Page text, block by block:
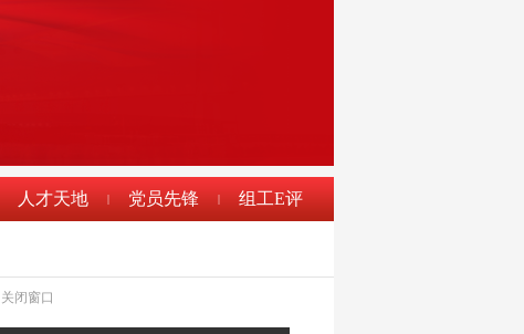
人才天地 | 党员先锋 | 组工E评
关闭窗口